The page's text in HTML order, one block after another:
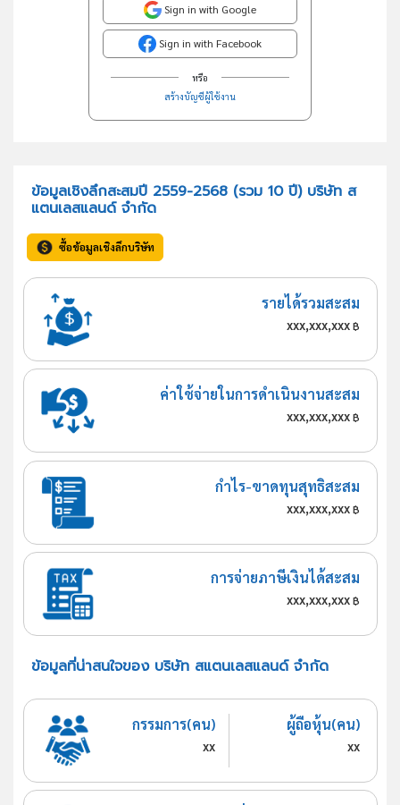
Sign in with Google
Sign in with Facebook
หรือ
สร้างบัญชีผู้ใช้งาน
ข้อมูลเชิงลึกสะสมปี 2559-2568 (รวม 10 ปี) บริษัท ส
แตนเลสแลนด์ จำกัด
ซื้อข้อมูลเชิงลึกบริษัท
รายได้รวมสะสม
xxx,xxx,xxx฿
ค่าใช้จ่ายในการดำเนินงานสะสม
xxx,xxx,xxx฿
กำไร-ขาดทุนสุทธิสะสม
xxx,xxx,xxx฿
การจ่ายภาษีเงินได้สะสม
xxx,xxx,xxx฿
ข้อมูลที่น่าสนใจของ บริษัท สแตนเลสแลนด์ จำกัด
กรรมการ(คน)
xx
ผู้ถือหุ้น(คน)
xx